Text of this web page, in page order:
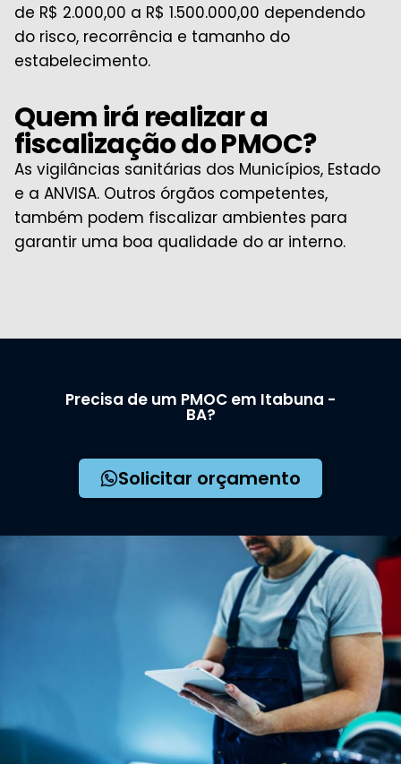
de R$ 2.000,00 a R$ 1.500.000,00 dependendo
do risco, recorrência e tamanho do
estabelecimento.
Quem irá realizar a
fiscalização do PMOC?
As vigilâncias sanitárias dos Municípios, Estado
e a ANVISA. Outros órgãos competentes,
também podem fiscalizar ambientes para
garantir uma boa qualidade do ar interno.
Precisa de um PMOC em Itabuna -
BA?
Solicitar orçamento